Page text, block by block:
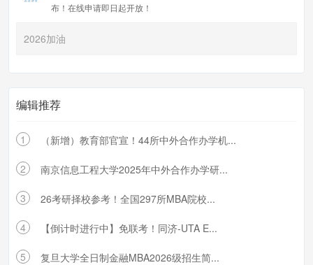
布！在线申请即日起开放！
2026加油
编辑推荐
1 （新增）教育部官宣！44所中外合作办学机...
2 南京信息工程大学2025年中外合作办学研...
3 26考研择校参考！全国297所MBA院校...
4 【倒计时进行中】免联考！同济-UTA E...
5 复旦大学全日制金融MBA2026级招生简...